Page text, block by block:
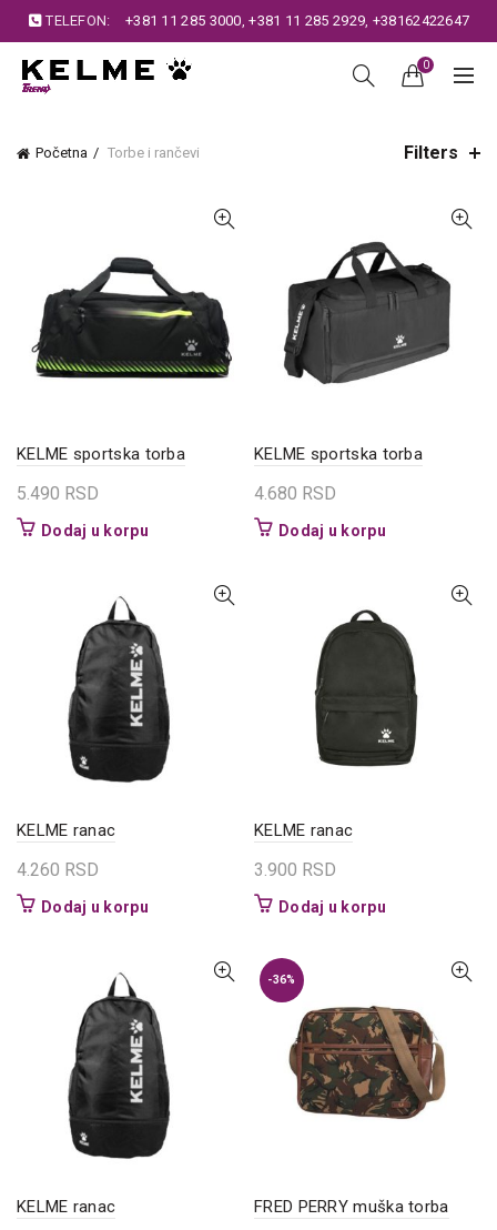
TELEFON: +381 11 285 3000,+381 11 285 2929, +38162422647
0
Početna Torbe i rančevi Filters
KELME sportska torba
5.490 RSD
Dodaj u korpu
KELME sportska torba
4.680 RSD
Dodaj u korpu
KELME ranac
4.260 RSD
Dodaj u korpu
KELME ranac
3.900 RSD
Dodaj u korpu
KELME ranac
-36%
FRED PERRY muška torba